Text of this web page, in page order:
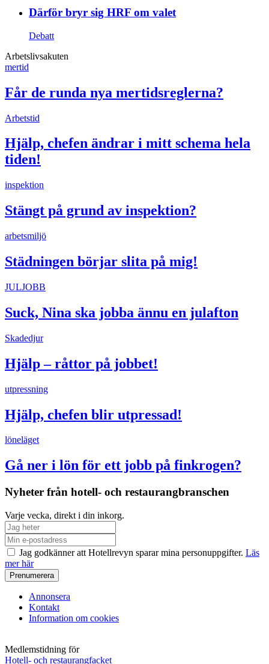
Därför bryr sig HRF om valet
Debatt
Arbetslivsakuten
mertid
Får de runda nya mertidsreglerna?
Arbetstid
Hjälp, chefen ändrar i mitt schema hela
tiden!
inspektion
Stängt på grund av inspektion?
arbetsmiljö
Städningen börjar slita på mig!
JULJOBB
Suck, Nina ska jobba ännu en julafton
Skadedjur
Hjälp – råttor på jobbet!
utpressning
Hjälp, chefen blir utpressad!
löneläget
Gå ner i lön för ett jobb på finkrogen?
Nyheter från hotell- och restaurangbranschen
Varje vecka, direkt i din inkorg.
Jag godkänner att Hotellrevyn sparar mina personuppgifter. Läs
mer här
Annonsera
Kontakt
Information om cookies
Medlemstidning för
Hotell- och restaurangfacket